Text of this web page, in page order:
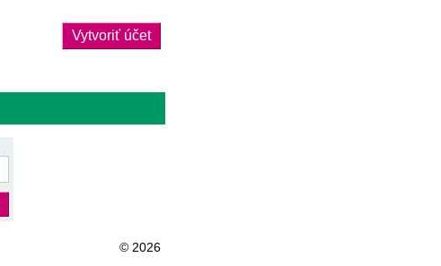
Vytvoriť účet
© 2026